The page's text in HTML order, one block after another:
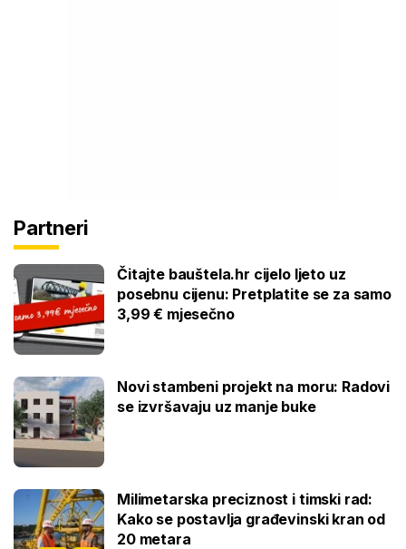
Partneri
Čitajte bauštela.hr cijelo ljeto uz
posebnu cijenu: Pretplatite se za samo
3,99 € mjesečno
Novi stambeni projekt na moru: Radovi
se izvršavaju uz manje buke
Milimetarska preciznost i timski rad:
Kako se postavlja građevinski kran od
20 metara